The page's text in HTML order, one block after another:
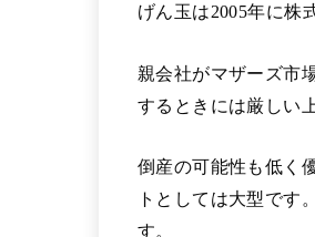
げん玉は2005年に株
親会社がマザーズ市
するときには厳しい
倒産の可能性も低く
トとしては大型です
す。